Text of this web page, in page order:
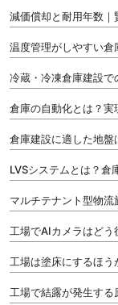
減価償却と耐用年数
温度管理がしやすい倉
冷蔵・冷凍倉庫建設で
倉庫の自動化とは？実
倉庫建設に適した地盤
LVSシステムとは？倉
マルチテナント型物
工場でAIカメラはどう
工場は塗床にするほう
工場で結露が発生する